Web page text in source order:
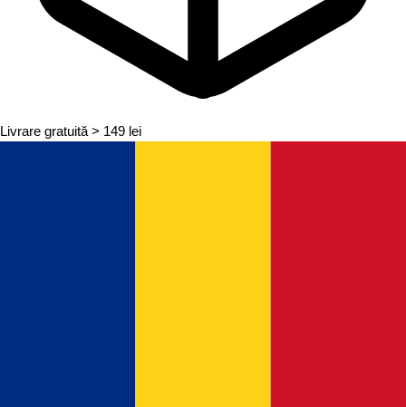
Livrare gratuită > 149 lei